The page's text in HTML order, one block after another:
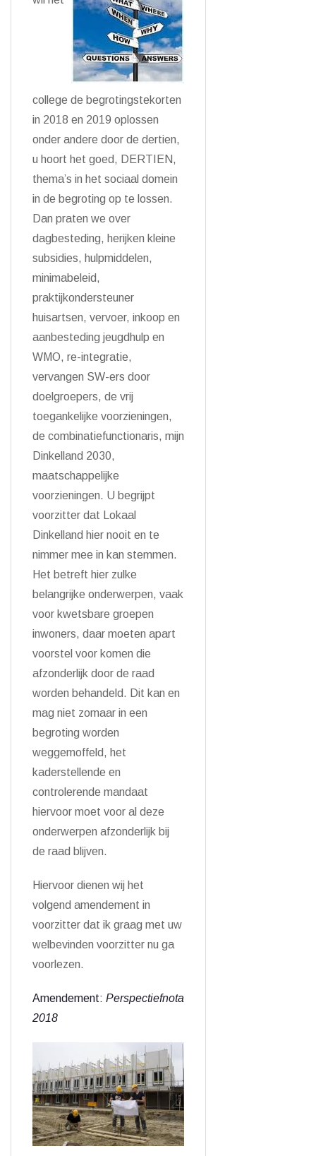
college de begrotingstekorten
in 2018 en 2019 oplossen
onder andere door de dertien,
u hoort het goed, DERTIEN,
thema’s in het sociaal domein
in de begroting op te lossen.
Dan praten we over
dagbesteding, herijken kleine
subsidies, hulpmiddelen,
minimabeleid,
praktijkondersteuner
huisartsen, vervoer, inkoop en
aanbesteding jeugdhulp en
WMO, re-integratie,
vervangen SW-ers door
doelgroepers, de vrij
toegankelijke voorzieningen,
de combinatiefunctionaris, mijn
Dinkelland 2030,
maatschappelijke
voorzieningen. U begrijpt
voorzitter dat Lokaal
Dinkelland hier nooit en te
nimmer mee in kan stemmen.
Het betreft hier zulke
belangrijke onderwerpen, vaak
voor kwetsbare groepen
inwoners, daar moeten apart
voorstel voor komen die
afzonderlijk door de raad
worden behandeld. Dit kan en
mag niet zomaar in een
begroting worden
weggemoffeld, het
kaderstellende en
controlerende mandaat
hiervoor moet voor al deze
onderwerpen afzonderlijk bij
de raad blijven.
Hiervoor dienen wij het
volgend amendement in
voorzitter dat ik graag met uw
welbevinden voorzitter nu ga
voorlezen.
Amendement: Perspectiefnota
2018